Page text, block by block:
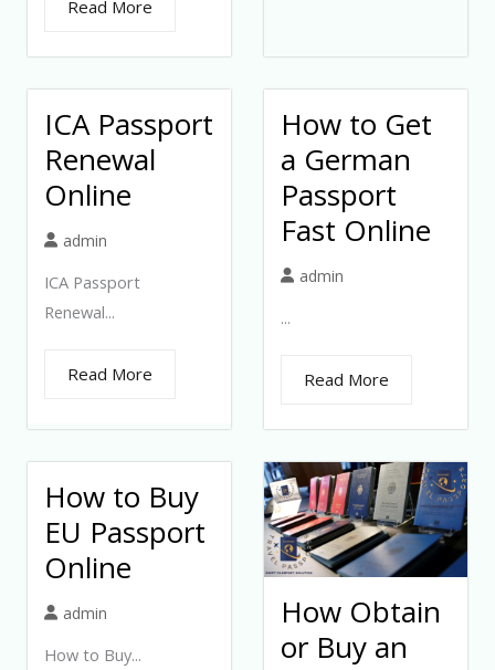
Read More
ICA Passport
Renewal
Online
admin
ICA Passport
Renewal...
Read More
How to Get
a German
Passport
Fast Online
admin
...
Read More
How to Buy
EU Passport
Online
admin
How to Buy...
How Obtain
or Buy an